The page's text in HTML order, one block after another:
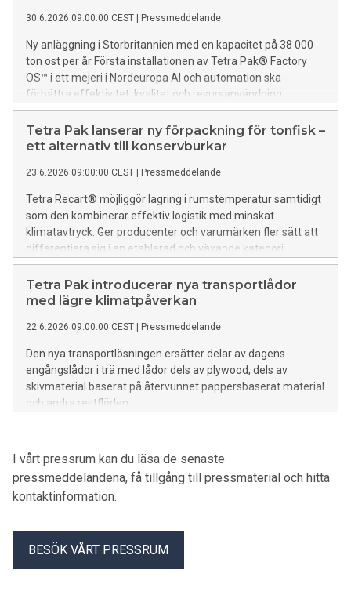
30.6.2026 09:00:00 CEST Pressmeddelande
Ny anläggning i Storbritannien med en kapacitet på 38 000
ton ost per år Första installationen av Tetra Pak® Factory
OS™ i ett mejeri i Nordeuropa AI och automation ska
förbättra effektivitet, kvalitet och resursanvändning
Tetra Pak lanserar ny förpackning för tonfisk –
ett alternativ till konservburkar
23.6.2026 09:00:00 CEST Pressmeddelande
Tetra Recart® möjliggör lagring i rumstemperatur samtidigt
som den kombinerar effektiv logistik med minskat
klimatavtryck. Ger producenter och varumärken fler sätt att
differentiera sig i en etablerad och växande kategori.
Tetra Pak introducerar nya transportlådor
med lägre klimatpåverkan
22.6.2026 09:00:00 CEST Pressmeddelande
Den nya transportlösningen ersätter delar av dagens
engångslådor i trä med lådor dels av plywood, dels av
skivmaterial baserat på återvunnet pappersbaserat material
och andra restflöden.
I vårt pressrum kan du läsa de senaste
pressmeddelandena, få tillgång till pressmaterial och hitta
kontaktinformation.
BESÖK VÅRT PRESSRUM